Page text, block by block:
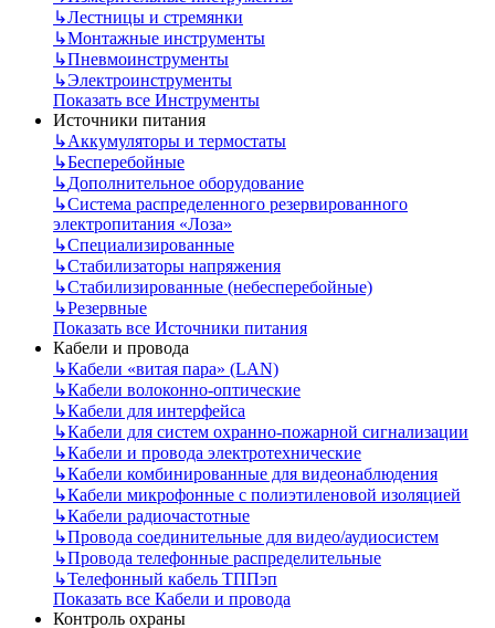
↳Лестницы и стремянки
↳Монтажные инструменты
↳Пневмоинструменты
↳Электроинструменты
Показать все Инструменты
Источники питания
↳Аккумуляторы и термостаты
↳Бесперебойные
↳Дополнительное оборудование
↳Система распределенного резервированного
электропитания «Лоза»
↳Специализированные
↳Стабилизаторы напряжения
↳Стабилизированные (небесперебойные)
↳Резервные
Показать все Источники питания
Кабели и провода
↳Кабели «витая пара» (LAN)
↳Кабели волоконно-оптические
↳Кабели для интерфейса
↳Кабели для систем охранно-пожарной сигнализации
↳Кабели и провода электротехнические
↳Кабели комбинированные для видеонаблюдения
↳Кабели микрофонные с полиэтиленовой изоляцией
↳Кабели радиочастотные
↳Провода соединительные для видео/аудиосистем
↳Провода телефонные распределительные
↳Телефонный кабель ТППэп
Показать все Кабели и провода
Контроль охраны